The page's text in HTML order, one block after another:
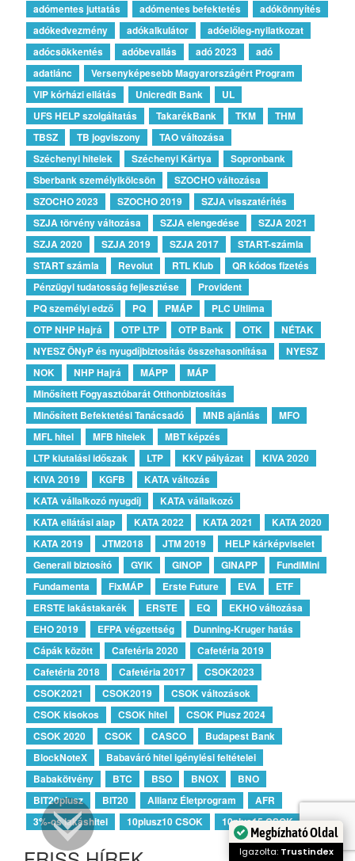
adómentes juttatás
adómentes befektetés
adókönnyítés
adókedvezmény
adókalkulátor
adóelőleg-nyilatkozat
adócsökkentés
adóbevallás adó 2023
adó
adatlánc
Versenyképesebb Magyarországért Program
VIP kórházi ellátás
Unicredit Bank
UL
UFS HELP szolgáltatás
TakarékBank TKM
THM
TBSZ
TB jogviszony
TAO változása
Széchenyi hitelek
Széchenyi Kártya
Sopronbank
Sberbank személyikölcsön
SZOCHO változása
SZOCHO 2023
SZOCHO 2019
SZJA visszatérítés
SZJA törvény változása
SZJA elengedése
SZJA 2021
SZJA 2020
SZJA 2019 SZJA 2017
START-számla
START számla
Revolut RTL Klub
QR kódos fizetés
Pénzügyi tudatosság fejlesztése
Provident
PQ személyi edző
PQ PMÁP
PLC Ultlima
OTP NHP Hajrá
OTP LTP OTP Bank OTK
NÉTAK
NYESZ ÖNyP és nyugdíjbiztosítás összehasonlítása
NYESZ
NOK
NHP Hajrá MÁPP
MÁP
Minősített Fogyasztóbarát Otthonbiztosítás
Minősített Befektetési Tanácsadó
MNB ajánlás
MFO
MFL hitel
MFB hitelek
MBT képzés
LTP kiutalási időszak
LTP KKV pályázat
KIVA 2020
KIVA 2019
KGFB
KATA változás
KATA vállalkozó nyugdíj
KATA vállalkozó
KATA ellátási alap
KATA 2022 KATA 2021
KATA 2020
KATA 2019
JTM2018 JTM 2019
HELP kárképviselet
Generali biztosító
GYIK GINOP GINAPP
FundiMini
Fundamenta
FixMÁP Erste Future EVA
ETF
ERSTE lakástakarék
ERSTE EQ
EKHO változása
EHO 2019
EFPA végzettség
Dunning-Kruger hatás
Cápák között
Cafetéria 2020
Cafetéria 2019
Cafetéria 2018
Cafetéria 2017
CSOK2023
CSOK2021
CSOK2019
CSOK változások
CSOK kisokos
CSOK hitel
CSOK Plusz 2024
CSOK 2020
CSOK CASCO
Budapest Bank
BlockNoteX
Babaváró hitel igénylési feltételei
Babakötvény
BTC BSO BNOX
BNO
BIT20plusz
BIT20 Allianz Életprogram
AFR
3%-os lakáshitel
10plusz10 CSOK 10plus15 CSOK
Megbízható Oldal
Igazolta: Trustindex